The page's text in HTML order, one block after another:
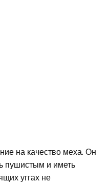
на качество меха. Он
пушистым и иметь
уггах не